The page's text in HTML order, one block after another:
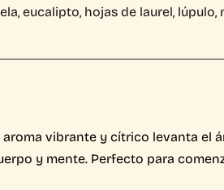
eucalipto, hojas de laurel, lúpulo,
vibrante y cítrico levanta el
y mente. Perfecto para